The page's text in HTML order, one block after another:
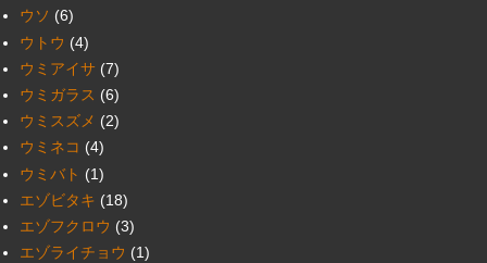
ウソ (6)
ウトウ (4)
ウミアイサ (7)
ウミガラス (6)
ウミスズメ (2)
ウミネコ (4)
ウミバト (1)
エゾビタキ (18)
エゾフクロウ (3)
エゾライチョウ (1)